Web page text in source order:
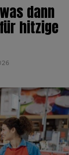
dann
hitzige